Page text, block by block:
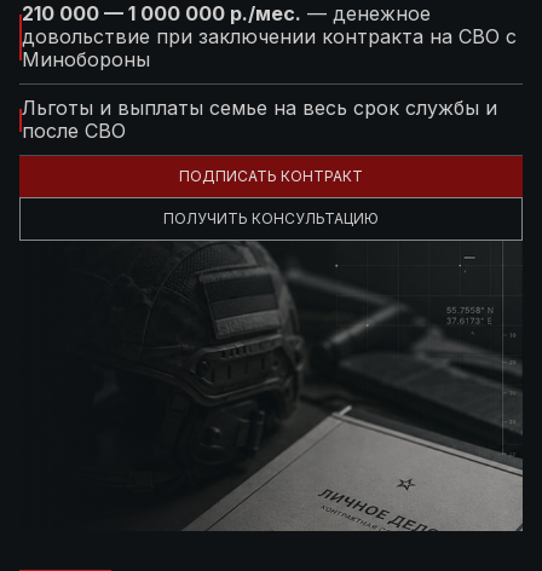
210 000 — 1 000 000 р./мес. — денежное
довольствие при заключении контракта на СВО с
Минобороны
Льготы и выплаты семье на весь срок службы и
после СВО
ПОДПИСАТЬ КОНТРАКТ
ПОЛУЧИТЬ КОНСУЛЬТАЦИЮ